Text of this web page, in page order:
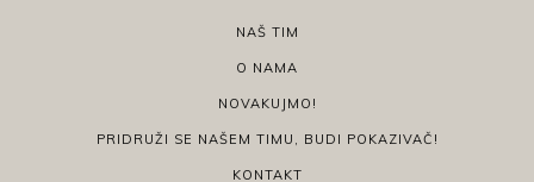
NAŠ TIM
O NAMA
NOVAKUJMO!
PRIDRUŽI SE NAŠEM TIMU, BUDI POKAZIVAČ!
KONTAKT